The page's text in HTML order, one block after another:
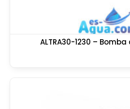
ALTRA30-1230 –